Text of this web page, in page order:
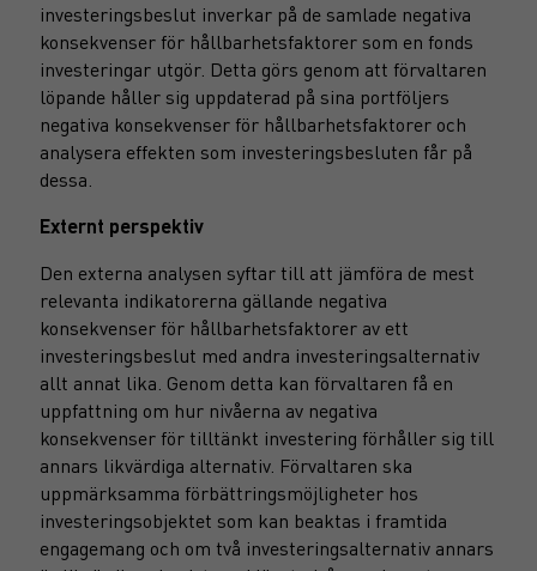
investeringsbeslut inverkar på de samlade negativa
konsekvenser för hållbarhetsfaktorer som en fonds
investeringar utgör. Detta görs genom att förvaltaren
löpande håller sig uppdaterad på sina portföljers
negativa konsekvenser för hållbarhetsfaktorer och
analysera effekten som investeringsbesluten får på
dessa.
Externt perspektiv
Den externa analysen syftar till att jämföra de mest
relevanta indikatorerna gällande negativa
konsekvenser för hållbarhetsfaktorer av ett
investeringsbeslut med andra investeringsalternativ
allt annat lika. Genom detta kan förvaltaren få en
uppfattning om hur nivåerna av negativa
konsekvenser för tilltänkt investering förhåller sig till
annars likvärdiga alternativ. Förvaltaren ska
uppmärksamma förbättringsmöjligheter hos
investeringsobjektet som kan beaktas i framtida
engagemang och om två investeringsalternativ annars